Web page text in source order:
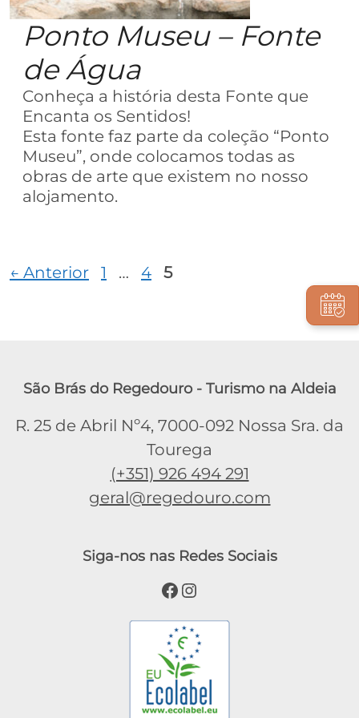
Ponto Museu – Fonte
de Água
Conheça a história desta Fonte que
Encanta os Sentidos!
Esta fonte faz parte da coleção “Ponto
Museu”, onde colocamos todas as
obras de arte que existem no nosso
alojamento.
← Anterior Página
1 … Página
4 Página
5
São Brás do Regedouro - Turismo na Aldeia
R. 25 de Abril Nº4, 7000-092 Nossa Sra. da
Tourega
(+351) 926 494 291
geral@regedouro.com
Siga-nos nas Redes Sociais
Facebook
Instagram